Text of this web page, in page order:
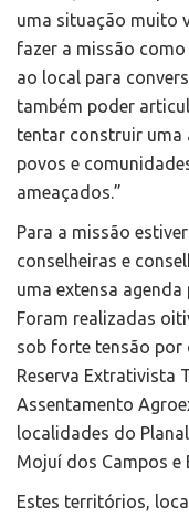
uma situação muito
fazer a missão
ao local para
também poder
tentar construir uma
povos e
ameaçados.”
Para a missão
conselheiras e
uma extensa
Foram realizadas
sob forte tensão
Reserva Extrativista
Assentamento
localidades do
Mojuí dos Campos e
Estes territórios,